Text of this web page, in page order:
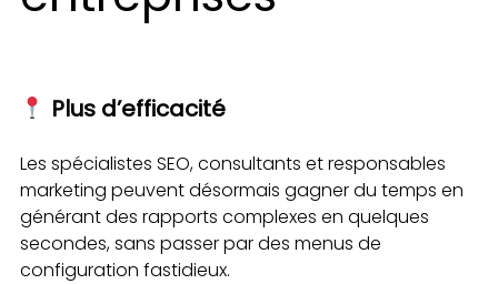
Plus d’efficacité
Les spécialistes SEO, consultants et responsables
marketing peuvent désormais gagner du temps en
générant des rapports complexes en quelques
secondes, sans passer par des menus de
configuration fastidieux.